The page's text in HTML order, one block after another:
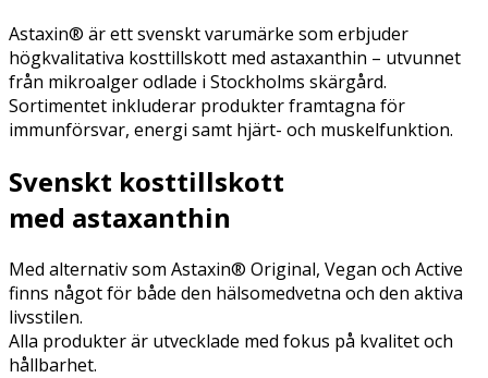
Astaxin® är ett svenskt varumärke som erbjuder
högkvalitativa kosttillskott med astaxanthin – utvunnet
från mikroalger odlade i Stockholms skärgård.
Sortimentet inkluderar produkter framtagna för
immunförsvar, energi samt hjärt- och muskelfunktion.
Svenskt kosttillskott
med astaxanthin
Med alternativ som Astaxin® Original, Vegan och Active
finns något för både den hälsomedvetna och den aktiva
livsstilen.
Alla produkter är utvecklade med fokus på kvalitet och
hållbarhet.